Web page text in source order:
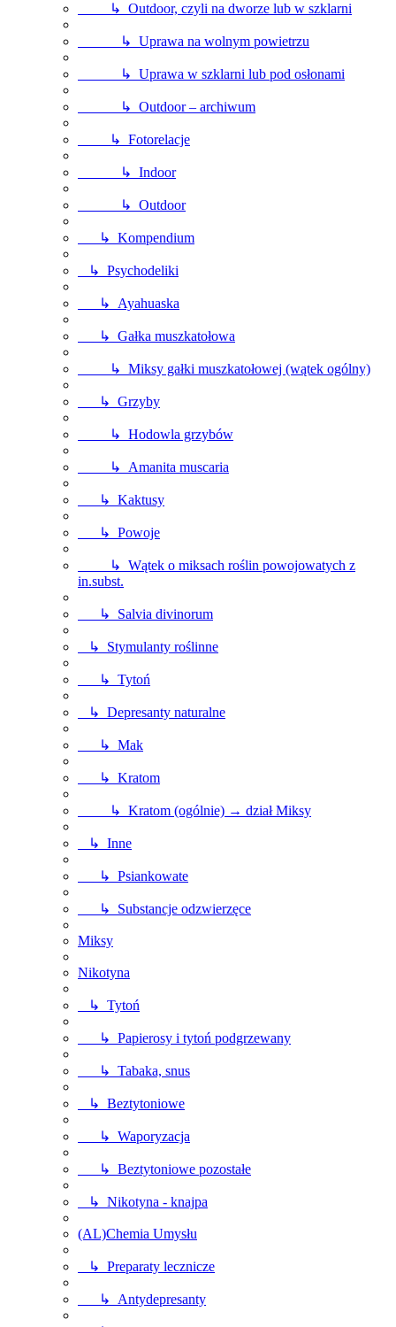
↳ Outdoor, czyli na dworze lub w szklarni
↳ Uprawa na wolnym powietrzu
↳ Uprawa w szklarni lub pod osłonami
↳ Outdoor – archiwum
↳ Fotorelacje
↳ Indoor
↳ Outdoor
↳ Kompendium
↳ Psychodeliki
↳ Ayahuaska
↳ Gałka muszkatołowa
↳ Miksy gałki muszkatołowej (wątek ogólny)
↳ Grzyby
↳ Hodowla grzybów
↳ Amanita muscaria
↳ Kaktusy
↳ Powoje
↳ Wątek o miksach roślin powojowatych z
in.subst.
↳ Salvia divinorum
↳ Stymulanty roślinne
↳ Tytoń
↳ Depresanty naturalne
↳ Mak
↳ Kratom
↳ Kratom (ogólnie) → dział Miksy
↳ Inne
↳ Psiankowate
↳ Substancje odzwierzęce
Miksy
Nikotyna
↳ Tytoń
↳ Papierosy i tytoń podgrzewany
↳ Tabaka, snus
↳ Beztytoniowe
↳ Waporyzacja
↳ Beztytoniowe pozostałe
↳ Nikotyna - knajpa
(AL)Chemia Umysłu
↳ Preparaty lecznicze
↳ Antydepresanty